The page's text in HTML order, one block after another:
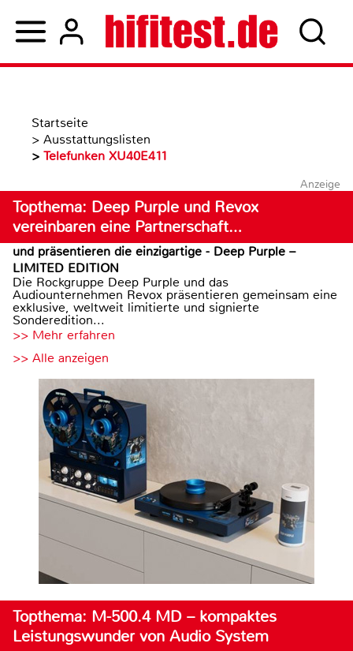
Startseite
> Ausstattungslisten
> Telefunken XU40E411
Anzeige
Topthema: Deep Purple und Revox
vereinbaren eine Partnerschaft…
und präsentieren die einzigartige - Deep Purple –
LIMITED EDITION
Die Rockgruppe Deep Purple und das
Audiounternehmen Revox präsentieren gemeinsam eine
exklusive, weltweit limitierte und signierte
Sonderedition...
>> Mehr erfahren
>> Alle anzeigen
Topthema: M-500.4 MD – kompaktes
Leistungswunder von Audio System